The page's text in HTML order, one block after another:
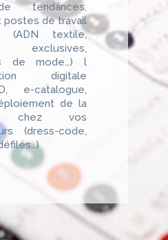
tendances,
de travail
(ADN textile,
exclusives,
de mode…) l
digitale
e-catalogue,
de la
chez vos
(dress-code,